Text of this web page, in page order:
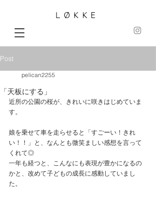
LØKKE
Post
「天板にする」
pelican2255
近所の公園の桜が、きれいに咲きはじめていま
す。
娘を乗せて車を走らせると「すごーい！きれ
い！！」と、なんとも微笑ましい感想を言って
くれて◎
一年も経つと、こんなにも表現が豊かになるの
かと、改めて子どもの成長に感動していまし
た。